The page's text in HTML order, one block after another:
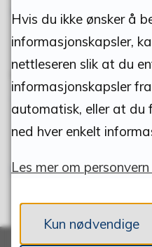
til kulturpris – frist 15.
Trygg Trafikk - Trygg
Gå til nyhetsarkiv
Hvis du ikke ønsker å
informasjonskapsler,
nettleseren slik at du
informasjonskapsler
automatisk, eller at
ned hver enkelt
Les mer om
Kun nødvendige